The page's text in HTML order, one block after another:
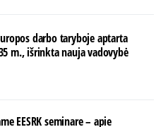
darbo taryboje aptarta
m., išrinkta nauja vadovybė
EESRK seminare – apie